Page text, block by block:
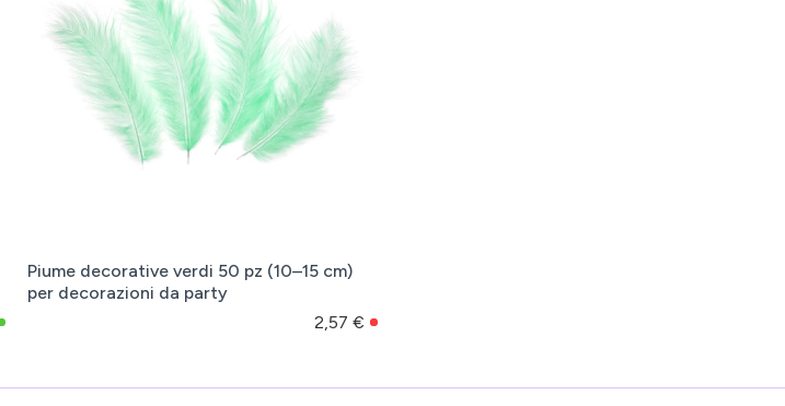
Piume decorative verdi 50 pz (10–15 cm)
per decorazioni da party
2,57 €